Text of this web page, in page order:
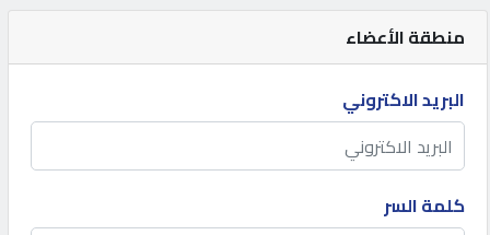
المنتدى
كيو
مزاد
نمبر
منطقة الأعضاء
البريد الاكتروني
كلمة السر